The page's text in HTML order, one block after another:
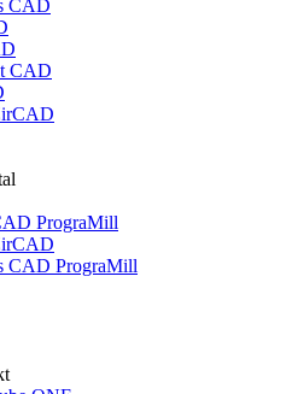
CAD
CAD
PrograMill
CAD PrograMill